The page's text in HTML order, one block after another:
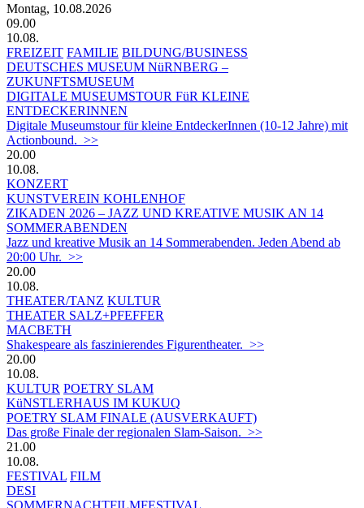
Montag, 10.08.2026
09.00
10.08.
FREIZEIT FAMILIE BILDUNG/BUSINESS
DEUTSCHES MUSEUM NüRNBERG –
ZUKUNFTSMUSEUM
DIGITALE MUSEUMSTOUR FüR KLEINE
ENTDECKERINNEN
Digitale Museumstour für kleine EntdeckerInnen (10-12 Jahre) mit
Actionbound. >>
20.00
10.08.
KONZERT
KUNSTVEREIN KOHLENHOF
ZIKADEN 2026 – JAZZ UND KREATIVE MUSIK AN 14
SOMMERABENDEN
Jazz und kreative Musik an 14 Sommerabenden. Jeden Abend ab
20:00 Uhr. >>
20.00
10.08.
THEATER/TANZ KULTUR
THEATER SALZ+PFEFFER
MACBETH
Shakespeare als faszinierendes Figurentheater. >>
20.00
10.08.
KULTUR POETRY SLAM
KüNSTLERHAUS IM KUKUQ
POETRY SLAM FINALE (AUSVERKAUFT)
Das große Finale der regionalen Slam-Saison. >>
21.00
10.08.
FESTIVAL FILM
DESI
SOMMERNACHTFILMFESTIVAL